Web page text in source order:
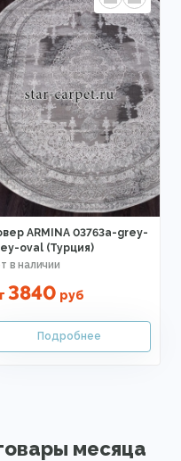
ARMINA 03763a-grey-
oval (Турция)
3840 руб
месяца